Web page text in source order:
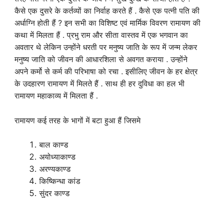
कैसे एक दुसरे के कर्तव्यों का निर्वाह करते हैं . कैसे एक पत्नी पति की
अर्धाग्नि होती हैं ? इन सभी का विशिष्ट एवं मार्मिक विवरण रामायण की
कथा में मिलता हैं . प्रभु राम और सीता वास्तव में एक भगवान का
अवतार थे लेकिन उन्होंने धरती पर मनुष्य जाति के रूप में जन्म लेकर
मनुष्य जाति को जीवन की आधारशिला से अवगत कराया . उन्होंने
अपने कर्मो से कर्म की परिभाषा को रचा . इसीलिए जीवन के हर क्षेत्र
के उदहारण रामायण में मिलते हैं . साथ ही हर दुविधा का हल भी
रामायण महाकाव्य में मिलता हैं .
रामायण कई तरह के भागों में बटा हुआ हैं जिसमे
बाल काण्ड
अयोध्याकाण्ड
अरण्यकाण्ड
किष्किन्धा कांड
सुंदर काण्ड